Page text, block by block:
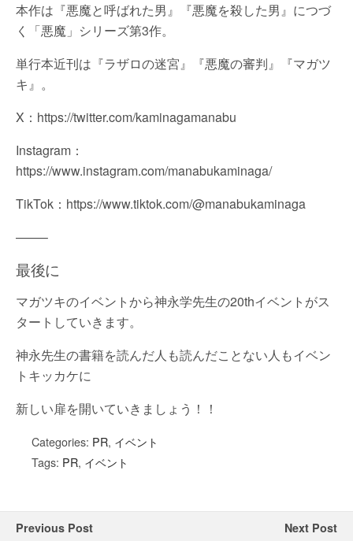
本作は『悪魔と呼ばれた男』『悪魔を殺した男』につづ
く「悪魔」シリーズ第3作。
単行本近刊は『ラザロの迷宮』『悪魔の審判』『マガツ
キ』。
X：https://twitter.com/kaminagamanabu
Instagram：
https://www.instagram.com/manabukaminaga/
TikTok：https://www.tiktok.com/@manabukaminaga
——–
最後に
マガツキのイベントから神永学先生の20thイベントがス
タートしていきます。
神永先生の書籍を読んだ人も読んだことない人もイベン
トキッカケに
新しい扉を開いていきましょう！！
Categories: PR, イベント
Tags: PR, イベント
Previous Post Next Post